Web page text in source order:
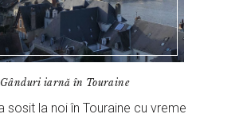
Gânduri iarnă în Touraine
sosit la noi în Touraine cu vreme